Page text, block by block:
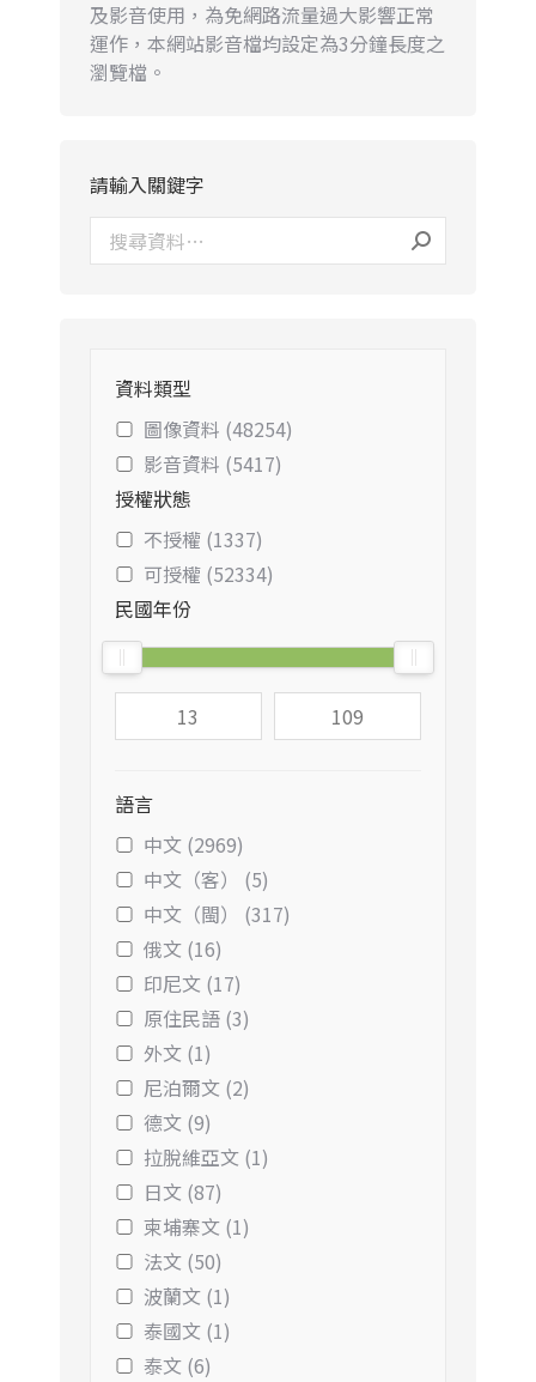
及影音使用，為免網路流量過大影響正常
運作，本網站影音檔均設定為3分鐘長度之
瀏覽檔。
請輸入關鍵字
資料類型
圖像資料 (48254)
影音資料 (5417)
授權狀態
不授權 (1337)
可授權 (52334)
民國年份
語言
中文 (2969)
中文（客） (5)
中文（閩） (317)
俄文 (16)
印尼文 (17)
原住民語 (3)
外文 (1)
尼泊爾文 (2)
德文 (9)
拉脫維亞文 (1)
日文 (87)
柬埔寨文 (1)
法文 (50)
波蘭文 (1)
泰國文 (1)
泰文 (6)